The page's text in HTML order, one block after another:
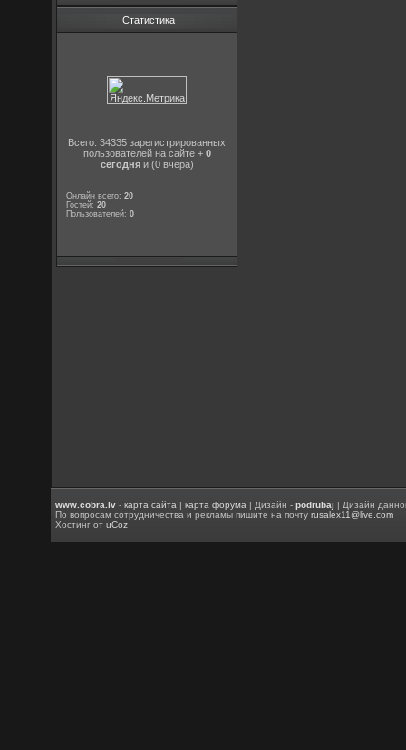
Статистика
Всего: 34335 зарегистрированных
пользователей на сайте + 0
сегодняи (0 вчера)
Онлайн всего:20
Гостей:20
Пользователей:0
www.cobra.lv -карта сайта |карта форума | Дизайн -podrubaj | Дизайн
По вопросам сотрудничества и рекламы пишите на почтуrusalex11@live.com
Хостинг отuCoz